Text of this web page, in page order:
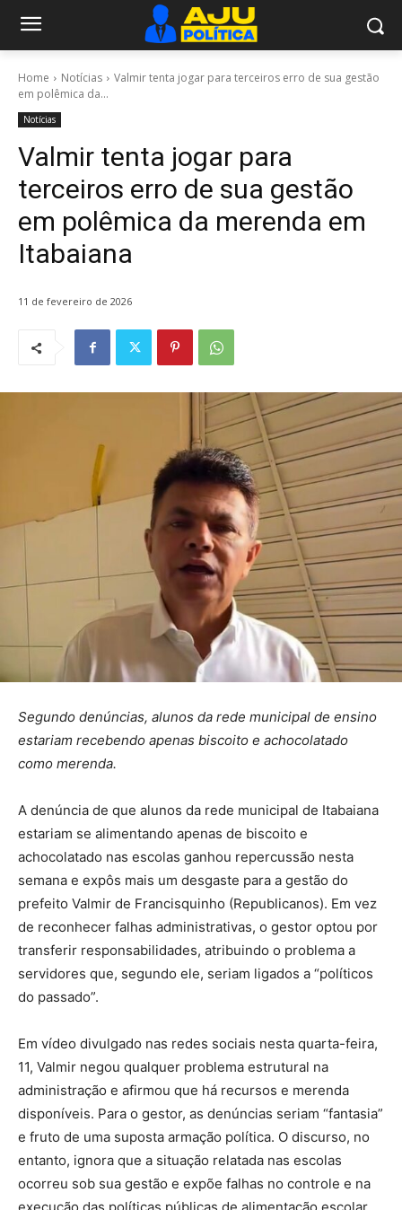
Home Notícias
Valmir tenta jogar para terceiros erro de sua gestão
em polêmica da...
Notícias
Valmir tenta jogar para
terceiros erro de sua gestão
em polêmica da merenda em
Itabaiana
11 de fevereiro de 2026
Segundo denúncias, alunos da rede municipal de ensino
estariam recebendo apenas biscoito e achocolatado
como merenda.
A denúncia de que alunos da rede municipal de Itabaiana
estariam se alimentando apenas de biscoito e
achocolatado nas escolas ganhou repercussão nesta
semana e expôs mais um desgaste para a gestão do
prefeito Valmir de Francisquinho (Republicanos). Em vez
de reconhecer falhas administrativas, o gestor optou por
transferir responsabilidades, atribuindo o problema a
servidores que, segundo ele, seriam ligados a “políticos
do passado”.
Em vídeo divulgado nas redes sociais nesta quarta-feira,
11, Valmir negou qualquer problema estrutural na
administração e afirmou que há recursos e merenda
disponíveis. Para o gestor, as denúncias seriam “fantasia”
e fruto de uma suposta armação política. O discurso, no
entanto, ignora que a situação relatada nas escolas
ocorreu sob sua gestão e expõe falhas no controle e na